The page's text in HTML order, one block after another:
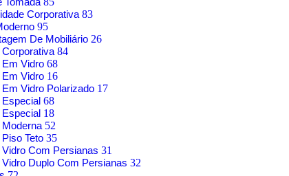
Corporativa 83
95
De Mobiliário 26
84
Vidro 68
Vidro 16
Vidro Polarizado 17
68
18
52
Teto 35
Com Persianas 31
Duplo Com Persianas 32